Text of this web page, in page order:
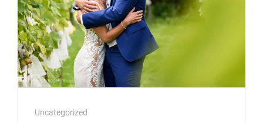
Cat
Uncategorized